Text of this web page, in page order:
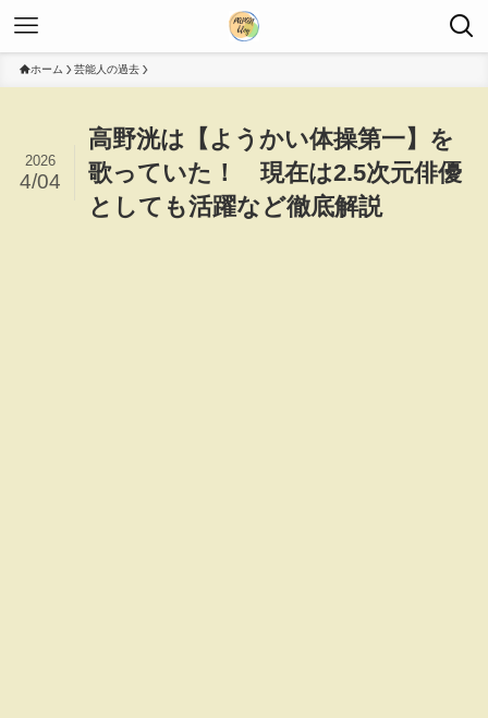
ホーム 芸能人の過去
高野洸は【ようかい体操第一】を
歌っていた！ 現在は2.5次元俳優
としても活躍など徹底解説
2026
4/04